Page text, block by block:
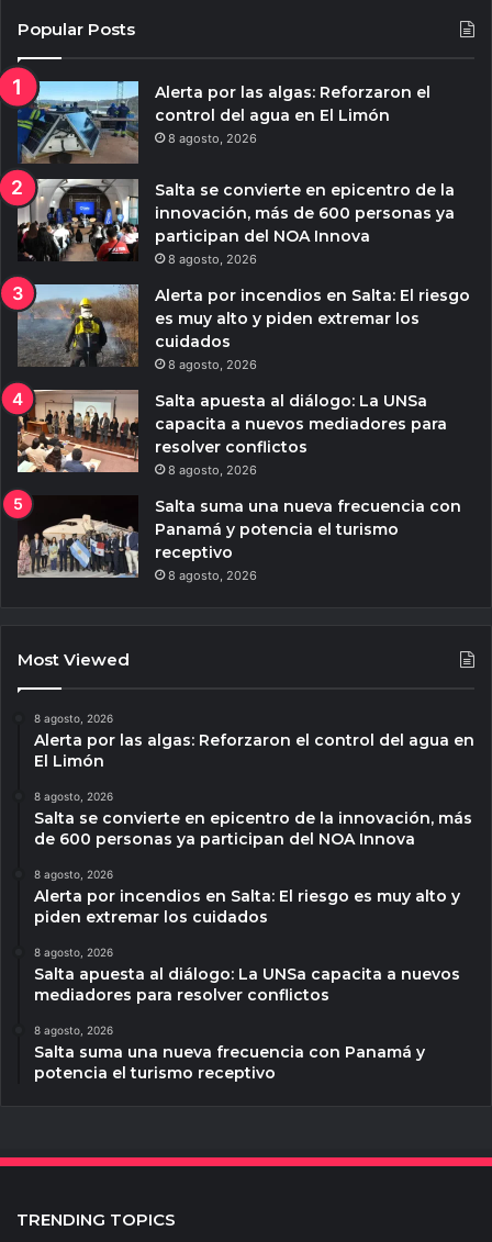
Popular Posts
Alerta por las algas: Reforzaron el
control del agua en El Limón
8 agosto, 2026
Salta se convierte en epicentro de la
innovación, más de 600 personas ya
participan del NOA Innova
8 agosto, 2026
Alerta por incendios en Salta: El riesgo
es muy alto y piden extremar los
cuidados
8 agosto, 2026
Salta apuesta al diálogo: La UNSa
capacita a nuevos mediadores para
resolver conflictos
8 agosto, 2026
Salta suma una nueva frecuencia con
Panamá y potencia el turismo
receptivo
8 agosto, 2026
Most Viewed
8 agosto, 2026
Alerta por las algas: Reforzaron el control del agua en
El Limón
8 agosto, 2026
Salta se convierte en epicentro de la innovación, más
de 600 personas ya participan del NOA Innova
8 agosto, 2026
Alerta por incendios en Salta: El riesgo es muy alto y
piden extremar los cuidados
8 agosto, 2026
Salta apuesta al diálogo: La UNSa capacita a nuevos
mediadores para resolver conflictos
8 agosto, 2026
Salta suma una nueva frecuencia con Panamá y
potencia el turismo receptivo
TRENDING TOPICS